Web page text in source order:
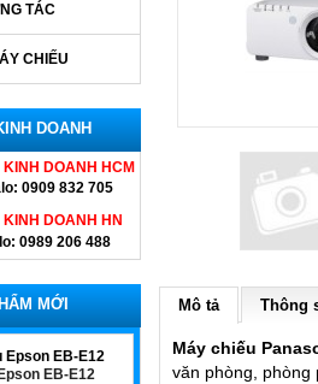
TÁC
CHIẾU
DOANH
KINH DOANH HCM
0909 832 705
KINH DOANH HN
0989 206 488
MỚI
EB-E12
Mô tả Thông
Máy chiếu
văn phòng, phòng